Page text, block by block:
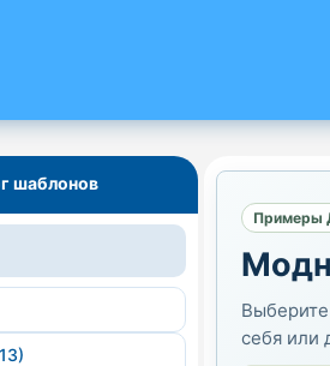
шаблонов
Примеры
Выберите
себя или